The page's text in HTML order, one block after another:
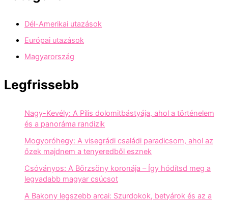
Dél-Amerikai utazások
Európai utazások
Magyarország
Legfrissebb
Nagy-Kevély: A Pilis dolomitbástyája, ahol a történelem
és a panoráma randizik
Mogyoróhegy: A visegrádi családi paradicsom, ahol az
őzek majdnem a tenyeredből esznek
Csóványos: A Börzsöny koronája – Így hódítsd meg a
legvadabb magyar csúcsot
A Bakony legszebb arcai: Szurdokok, betyárok és az a